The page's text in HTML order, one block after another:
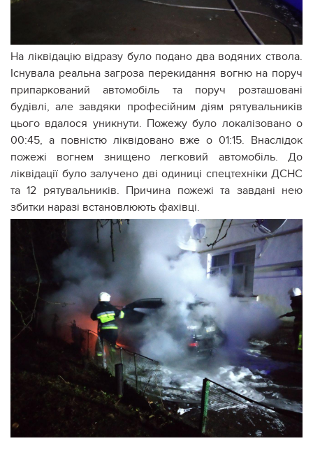
На ліквідацію відразу було подано два водяних ствола.
Існувала реальна загроза перекидання вогню на поруч
припаркований автомобіль та поруч розташовані
будівлі, але завдяки професійним діям рятувальників
цього вдалося уникнути. Пожежу було локалізовано о
00:45, а повністю ліквідовано вже о 01:15. Внаслідок
пожежі вогнем знищено легковий автомобіль. До
ліквідації було залучено дві одиниці спецтехніки ДСНС
та 12 рятувальників. Причина пожежі та завдані нею
збитки наразі встановлюють фахівці.